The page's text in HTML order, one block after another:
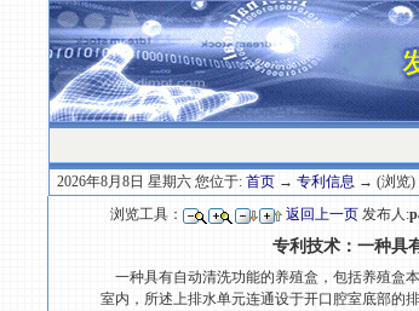
2026年8月8日 星期六 您位于: 首页 → 专利信息 → (浏览)
浏览工具：
返回上一页 发布人:
专利技术：一种具
一种具有自动清洗功能的养殖盒，包括养殖盒
室内，所述上排水单元连通设于开口腔室底部的